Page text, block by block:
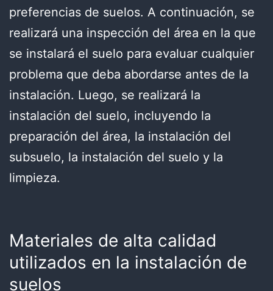
preferencias de suelos. A continuación, se
realizará una inspección del área en la que
se instalará el suelo para evaluar cualquier
problema que deba abordarse antes de la
instalación. Luego, se realizará la
instalación del suelo, incluyendo la
preparación del área, la instalación del
subsuelo, la instalación del suelo y la
limpieza.
Materiales de alta calidad
utilizados en la instalación de
suelos